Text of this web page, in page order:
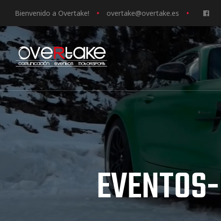
Bienvenido a Overtake! overtake@overtake.es